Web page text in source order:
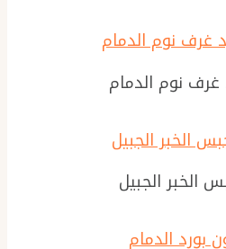
نوم الدمام
الخبر الجبيل